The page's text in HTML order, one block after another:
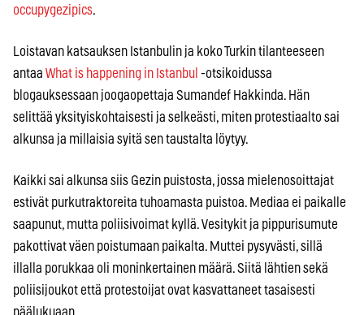
occupygezipics.
Loistavan katsauksen Istanbulin ja koko Turkin tilanteeseen
antaa What is happening in Istanbul -otsikoidussa
blogauksessaan joogaopettaja Sumandef Hakkinda. Hän
selittää yksityiskohtaisesti ja selkeästi, miten protestiaalto sai
alkunsa ja millaisia syitä sen taustalta löytyy.
Kaikki sai alkunsa siis Gezin puistosta, jossa mielenosoittajat
estivät purkutraktoreita tuhoamasta puistoa. Mediaa ei paikalle
saapunut, mutta poliisivoimat kyllä. Vesitykit ja pippurisumute
pakottivat väen poistumaan paikalta. Muttei pysyvästi, sillä
illalla porukkaa oli moninkertainen määrä. Siitä lähtien sekä
poliisijoukot että protestoijat ovat kasvattaneet tasaisesti